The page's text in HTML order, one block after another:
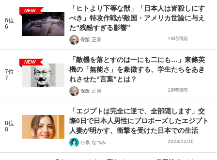
6位
6
NEW
「ヒトより下等な獣」「日本人は皆殺しにす
べき」特攻作戦が敵国・アメリカ世論に与え
た“残酷すぎる影響”
保阪 正康 18時間前
7位
7
NEW
「敵機を落とすのは一にも二にも…」東條英
機の「無能さ」を象徴する、学生たちをあき
れさせた“言葉”とは？
保阪 正康 18時間前
8位
8
「エジプトは完全に逆で、全部隠します」交
際0日で日本人男性にプロポーズしたエジプト
人妻が明かす、衝撃を受けた日本での生活
小泉 なつみ 2023/12/16